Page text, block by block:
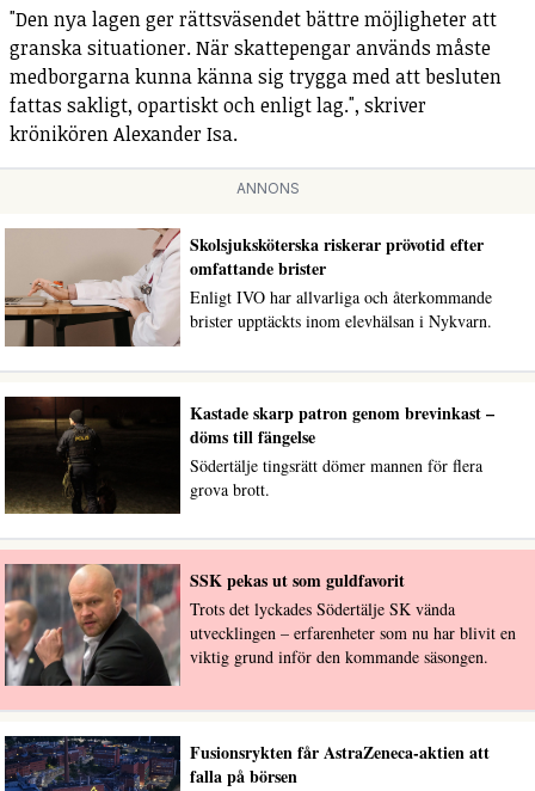
"Den nya lagen ger rättsväsendet bättre möjligheter att
granska situationer. När skattepengar används måste
medborgarna kunna känna sig trygga med att besluten
fattas sakligt, opartiskt och enligt lag.", skriver
krönikören Alexander Isa.
ANNONS
Skolsjuksköterska riskerar prövotid efter
omfattande brister
Enligt IVO har allvarliga och återkommande
brister upptäckts inom elevhälsan i Nykvarn.
Kastade skarp patron genom brevinkast –
döms till fängelse
Södertälje tingsrätt dömer mannen för flera
grova brott.
SSK pekas ut som guldfavorit
Trots det lyckades Södertälje SK vända
utvecklingen – erfarenheter som nu har blivit en
viktig grund inför den kommande säsongen.
Fusionsrykten får AstraZeneca-aktien att
falla på börsen